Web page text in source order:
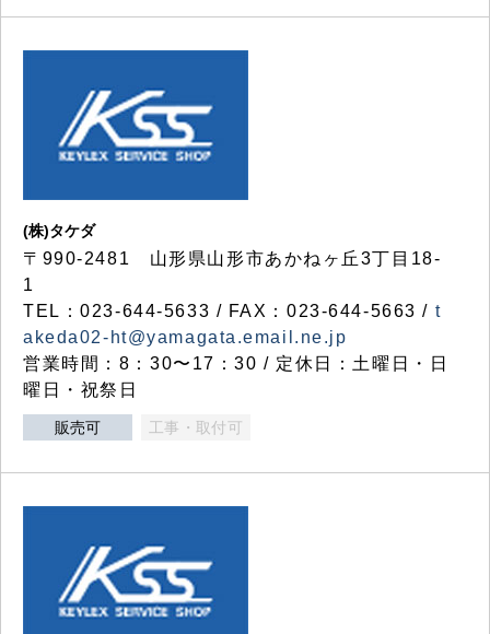
(株)タケダ
〒990-2481 山形県山形市あかねヶ丘3丁目18-
1
TEL：023-644-5633 / FAX：023-644-5663 / t
akeda02-ht@yamagata.email.ne.jp
営業時間：8：30〜17：30 / 定休日：土曜日・日
曜日・祝祭日
販売可 工事・取付可